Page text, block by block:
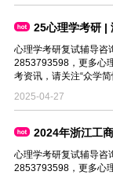
25心理学考研 | 浙江
心理学考研复试辅导咨
2853793598，更多心
考资讯，请关注“众学
2025-04-27
2024年浙江工商
心理学考研复试辅导咨
2853793598，更多心